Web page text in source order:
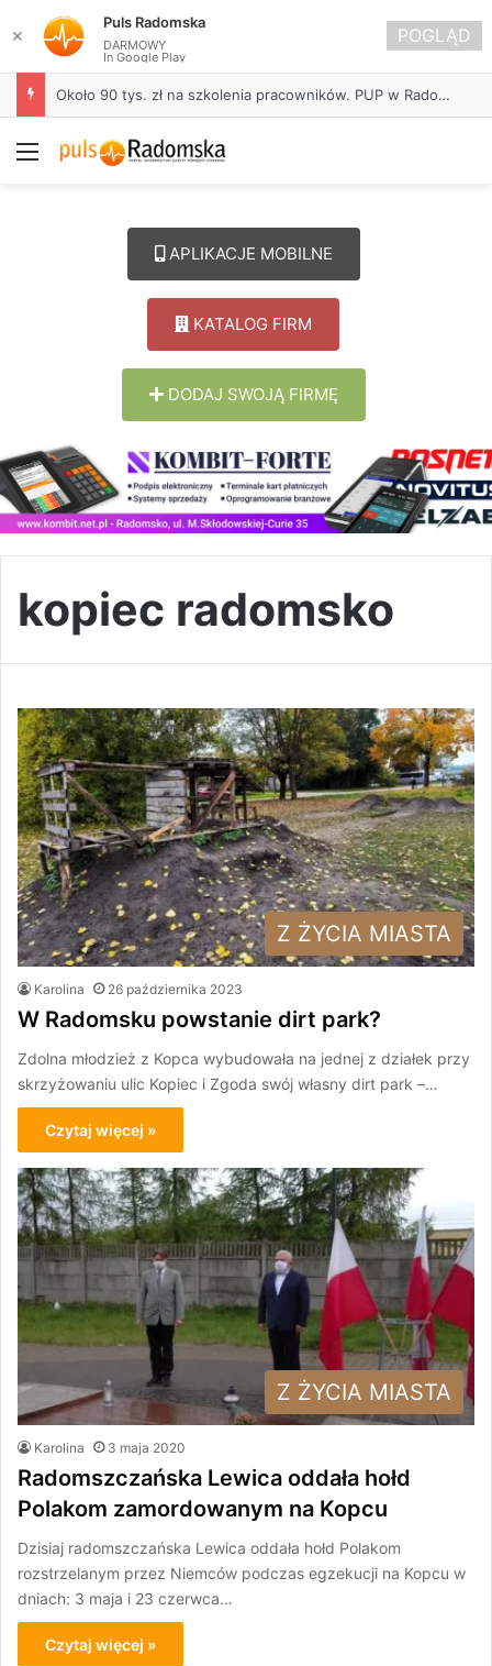
Około 90 tys. zł na szkolenia pracowników. PUP w Radomsku ogłasza nabór wniosków
Menu
APLIKACJE MOBILNE
KATALOG FIRM
DODAJ SWOJĄ FIRMĘ
kopiec radomsko
Z ŻYCIA MIASTA
Karolina 26 października 2023
W Radomsku powstanie dirt park?
Zdolna młodzież z Kopca wybudowała na jednej z działek przy
skrzyżowaniu ulic Kopiec i Zgoda swój własny dirt park –…
Czytaj więcej »
Z ŻYCIA MIASTA
Karolina 3 maja 2020
Radomszczańska Lewica oddała hołd
Polakom zamordowanym na Kopcu
Dzisiaj radomszczańska Lewica oddała hołd Polakom
rozstrzelanym przez Niemców podczas egzekucji na Kopcu w
dniach: 3 maja i 23 czerwca…
Czytaj więcej »
✕
Puls Radomska
DARMOWY
In Google Play
POGLĄD